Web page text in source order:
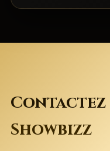
Contactez
Showbizz